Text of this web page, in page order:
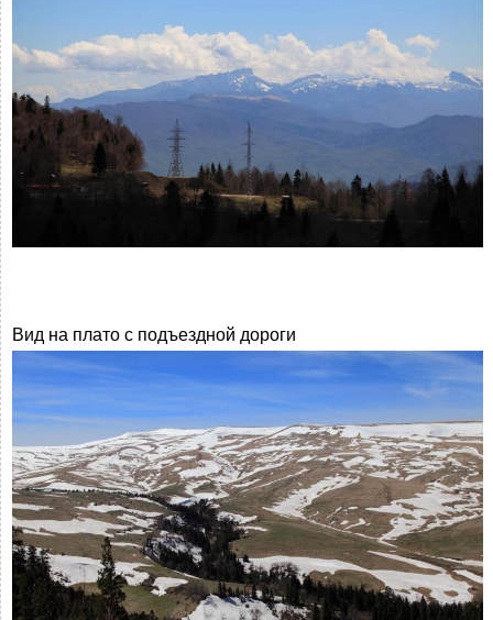
Вид на плато с подъездной дороги